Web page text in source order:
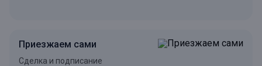
Приезжаем сами
Сделка и подписание